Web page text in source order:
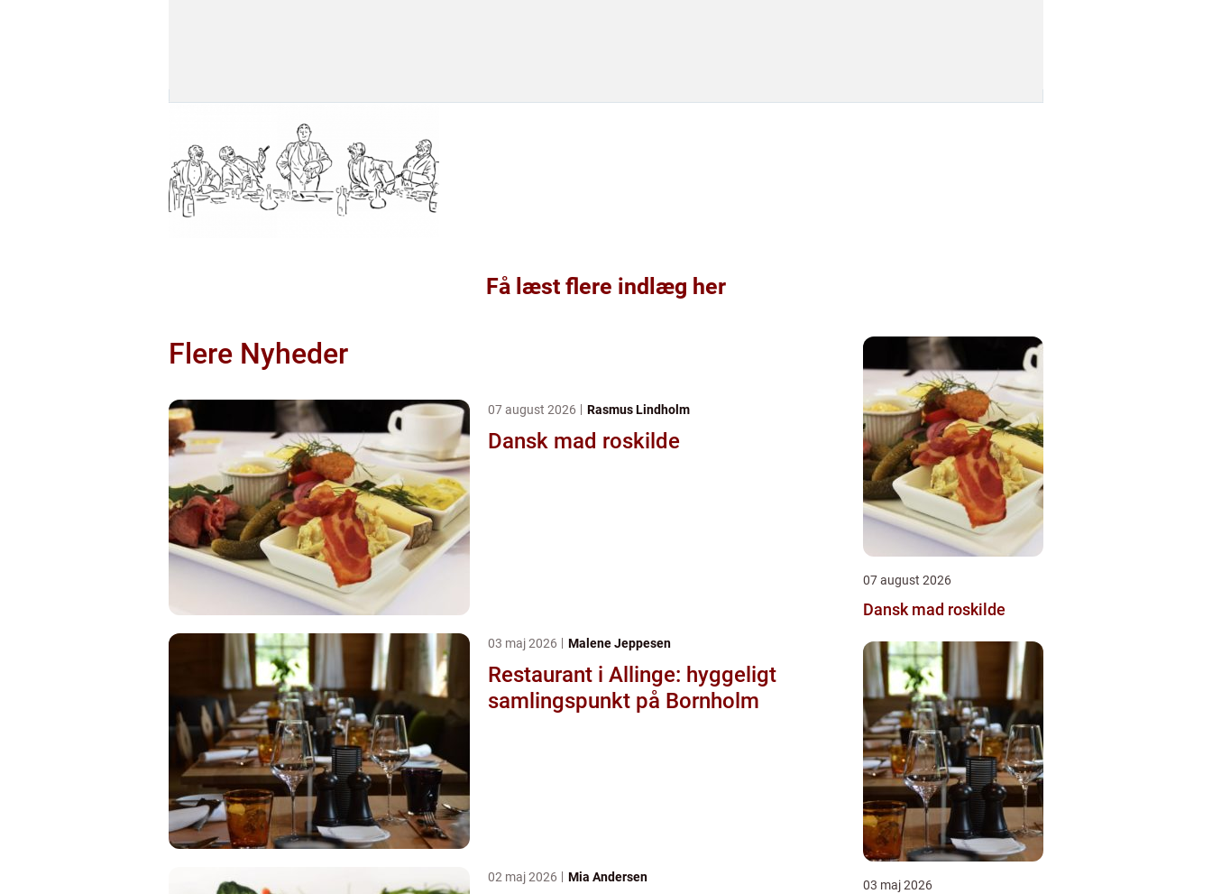
Få læst flere indlæg her
Flere Nyheder
07 august 2026 Rasmus Lindholm
Dansk mad roskilde
03 maj 2026 Malene Jeppesen
Restaurant i Allinge: hyggeligt
samlingspunkt på Bornholm
02 maj 2026 Mia Andersen
07 august 2026
Dansk mad roskilde
03 maj 2026